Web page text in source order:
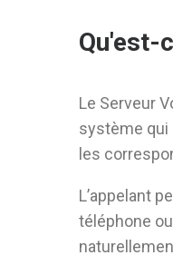
Qu'est-
Le Serveur
système qui
les
L’appelant
téléphone